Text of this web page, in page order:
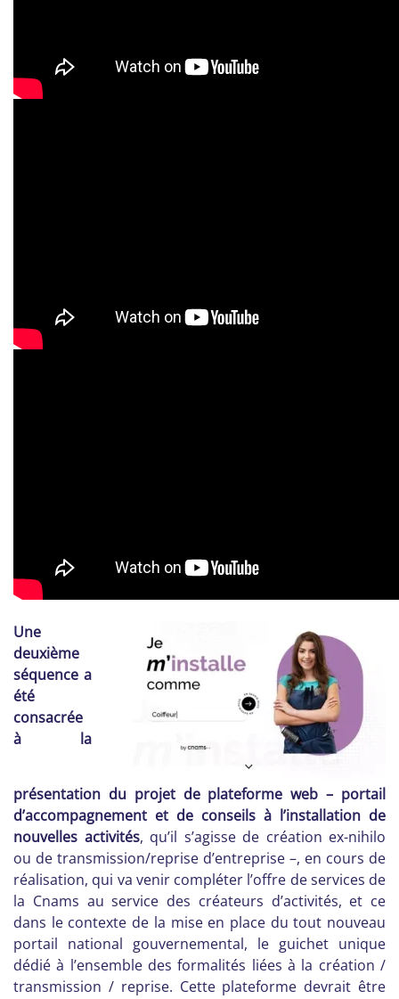
Une
deuxième
séquence a
été
consacrée
à la
présentation du projet de plateforme web – portail
d’accompagnement et de conseils à l’installation de
nouvelles activités, qu’il s’agisse de création ex-nihilo
ou de transmission/reprise d’entreprise –, en cours de
réalisation, qui va venir compléter l’offre de services de
la Cnams au service des créateurs d’activités, et ce
dans le contexte de la mise en place du tout nouveau
portail national gouvernemental, le guichet unique
dédié à l’ensemble des formalités liées à la création /
transmission / reprise. Cette plateforme devrait être